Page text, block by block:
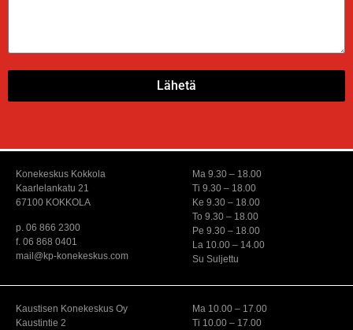
Lähetä
Konekeskus Kokkola
Kaarlelankatu 21
67100 KOKKOLA
p. 06 866 2300
f. 06 868 0401
mail@kp-konekeskus.com
Ma 9.30 – 18.00
Ti 9.30 – 18.00
Ke 9.30 – 18.00
To 9.30 – 18.00
Pe 9.30 – 18.00
La 10.00 – 14.00
Su Suljettu
Kaustisen Konekeskus Oy
Kaustintie 2
Ma 10.00 – 17.00
Ti 10.00 – 17.00